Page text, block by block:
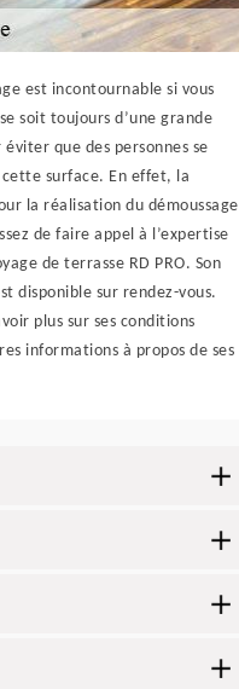
est incontournable si vous
soit toujours d’une grande
que des personnes se
surface. En effet, la
la réalisation du démoussage
de faire appel à l’expertise
de terrasse RD PRO. Son
disponible sur rendez-vous.
plus sur ses conditions
informations à propos de ses